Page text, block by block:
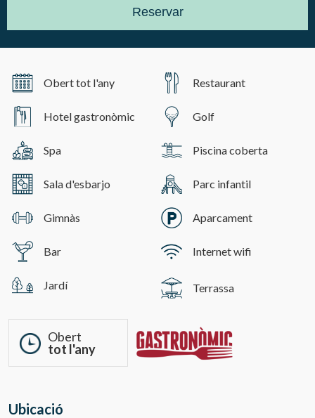
Reservar
Obert tot l'any Restaurant
Hotel gastronòmic Golf
Spa Piscina coberta
Sala d'esbarjo Parc infantil
Gimnàs Aparcament
Bar Internet wifi
Jardí Terrassa
Obert
tot l'any
Ubicació